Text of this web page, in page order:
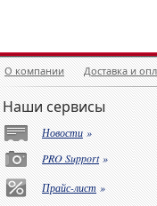
О компании Доставка и
Наши сервисы
Новости»
PRO Support»
Прайс-лист»